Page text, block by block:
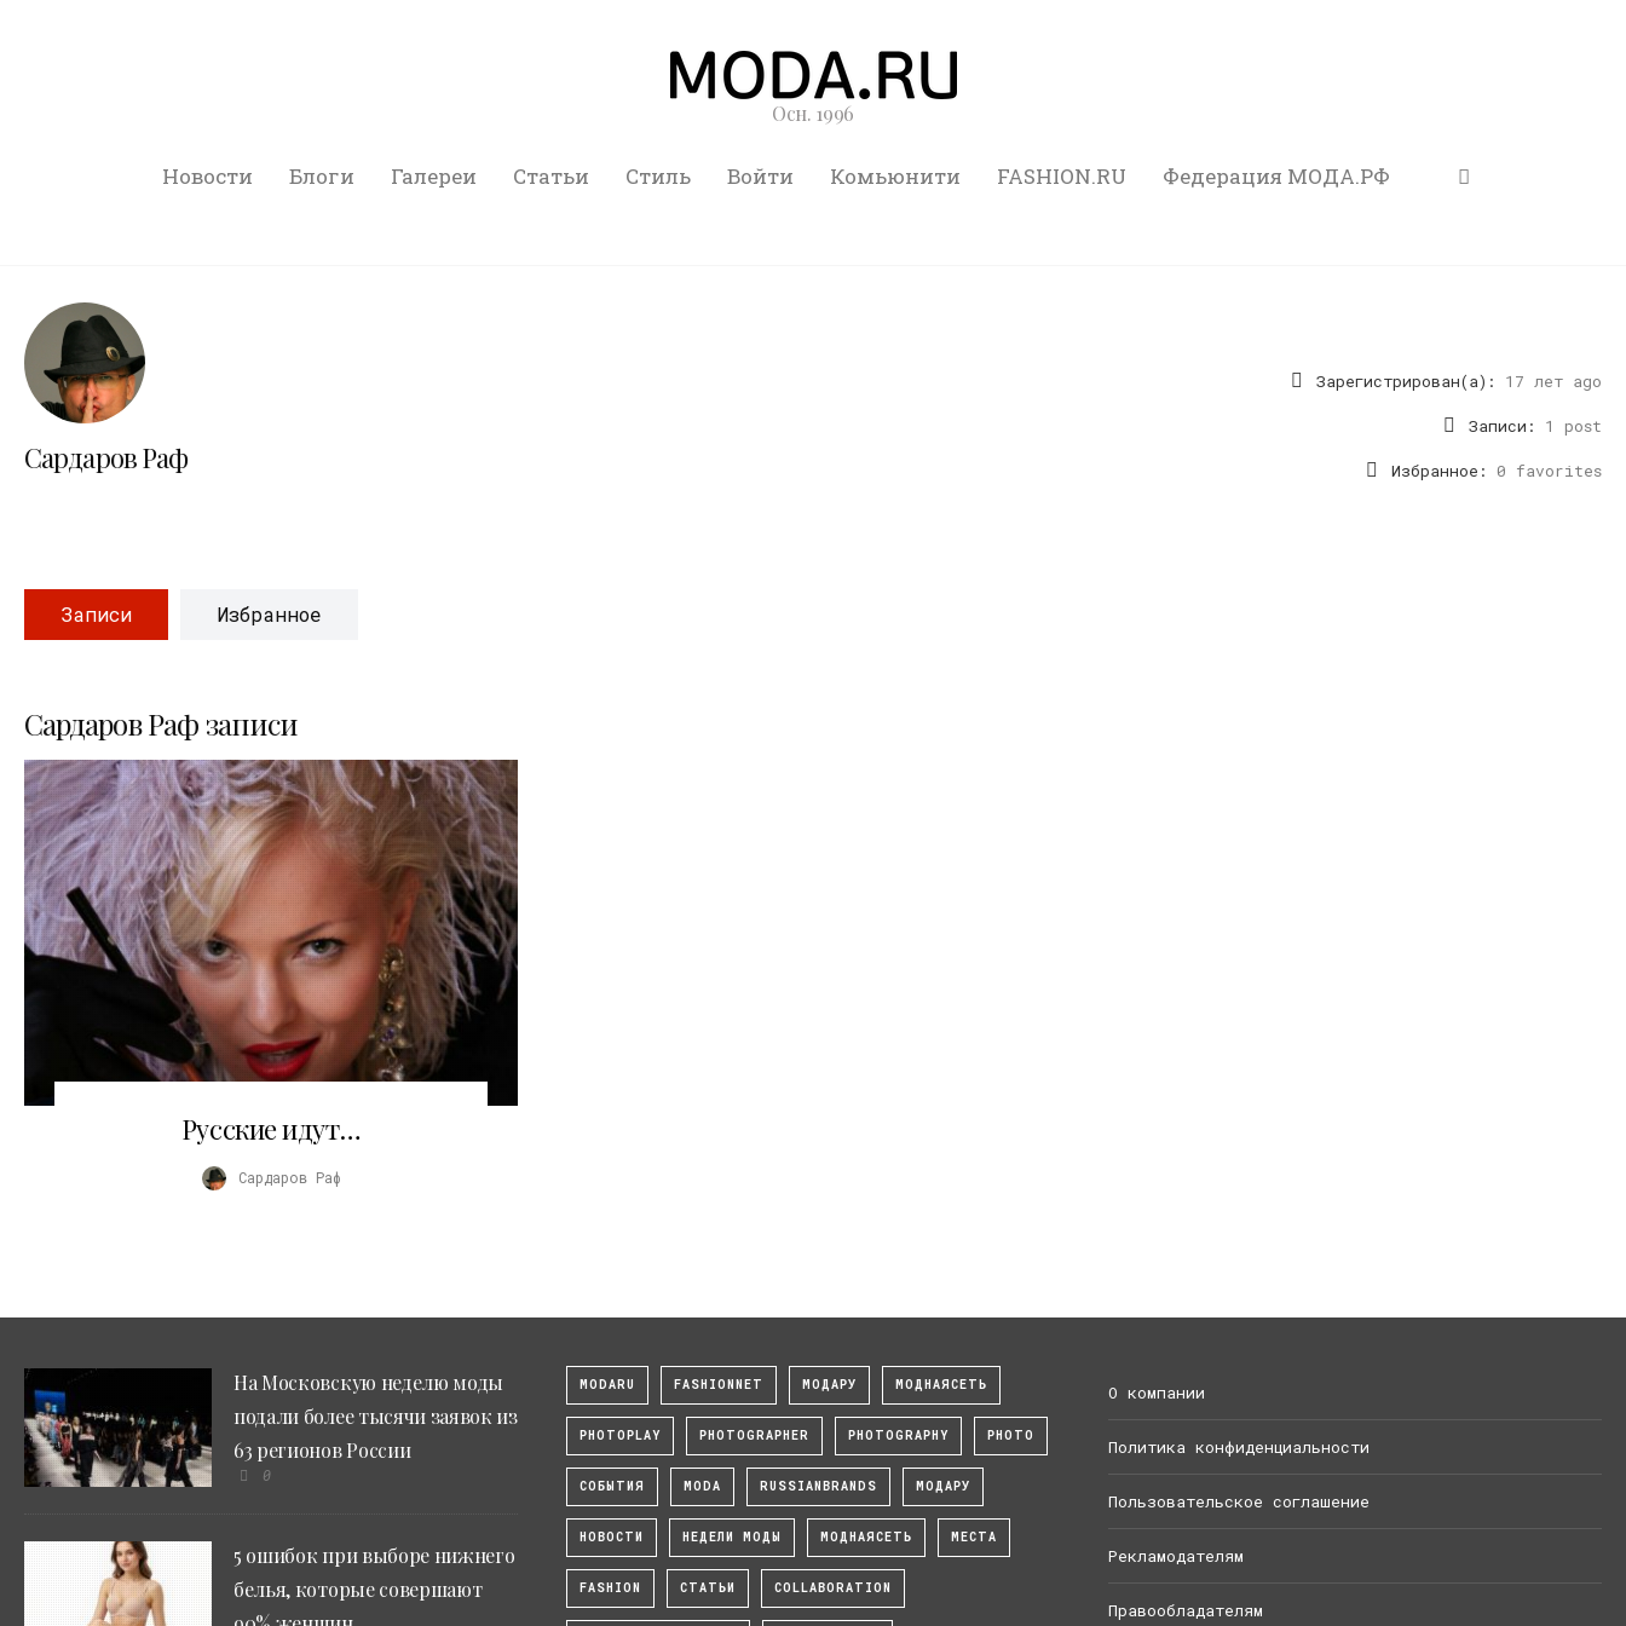
Осн. 1996
Новости Блоги Галереи Статьи Стиль Войти Комьюнити FASHION.RU Федерация МОДА.РФ
Сардаров Раф
Зарегистрирован(а): 17 лет ago
Записи: 1 post
Избранное: 0 favorites
Записи Избранное
Сардаров Раф записи
Русские идут…
Сардаров Раф
На Московскую неделю моды
подали более тысячи заявок из
63 регионов России
0
5 ошибок при выборе нижнего
белья, которые совершают
MODARU FASHIONNET МОДАРУ МОДНАЯСЕТЬ
PHOTOPLAY PHOTOGRAPHER PHOTOGRAPHY PHOTO
СОБЫТИЯ MODA RUSSIANBRANDS МОДАРУ
НОВОСТИ НЕДЕЛИ МОДЫ МОДНАЯСЕТЬ МЕСТА
FASHION СТАТЬИ COLLABORATION
О компании
Политика конфиденциальности
Пользовательское соглашение
Рекламодателям
Правообладателям